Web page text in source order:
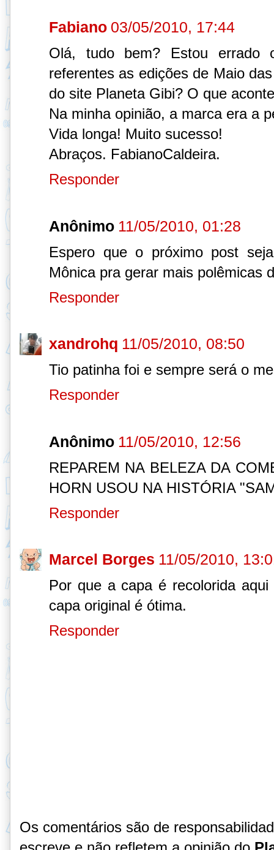
Fabiano 03/05/2010, 17:44
Olá, tudo bem? Estou errado
referentes as edições de Maio
do site Planeta Gibi? O que
Na minha opinião, a marca era a
Vida longa! Muito sucesso!
Abraços. FabianoCaldeira.
Responder
Anônimo 11/05/2010, 01:28
Espero que o próximo post
Mônica pra gerar mais polêmicas
Responder
xandrohq 11/05/2010, 08:50
Tio patinha foi e sempre será o
Responder
Anônimo 11/05/2010, 12:56
REPAREM NA BELEZA DA
HORN USOU NA HISTÓRIA
Responder
Marcel Borges 11/05/2010,
Por que a capa é recolorida
capa original é ótima.
Responder
Os comentários são de